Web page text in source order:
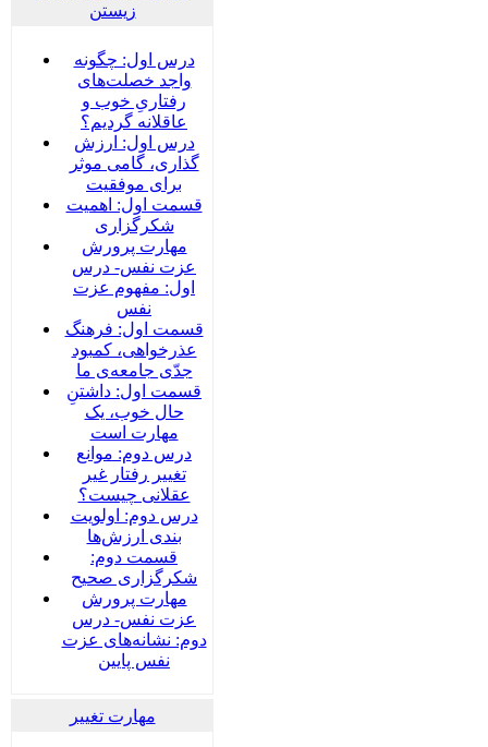
زیستن
درس اول: چگونه
واجد خصلت‌های
رفتاریِ خوب و
عاقلانه گردیم؟
درس اول: ارزش
گذاری، گامی موثر
برای موفقیت
قسمت اول: اهمیت
شکرگزاری
مهارت پرورش
عزت نفس- درس
اول: مفهوم عزت
نفس
قسمت اول: فرهنگ
عذرخواهی، کمبود
جدّی جامعه‌ی ما
قسمت اول: داشتنِ
حال خوب، یک
مهارت است
درس دوم: موانع
تغییر رفتار غیر
عقلانی چیست؟
درس دوم: اولویت
بندی ارزش‌ها
قسمت دوم:
شکرگزاری صحیح
مهارت پرورش
عزت نفس- درس
دوم: نشانه‌های عزت
نفس پایین
مهارت تغییر